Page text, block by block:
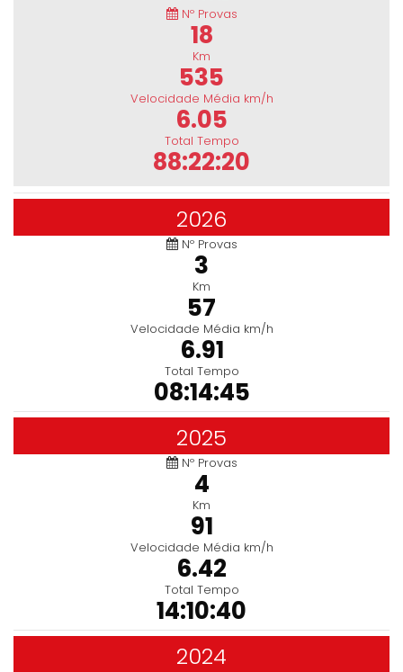
Nº Provas
18
Km
535
Velocidade Média km/h
6.05
Total Tempo
88:22:20
2026
Nº Provas
3
Km
57
Velocidade Média km/h
6.91
Total Tempo
08:14:45
2025
Nº Provas
4
Km
91
Velocidade Média km/h
6.42
Total Tempo
14:10:40
2024